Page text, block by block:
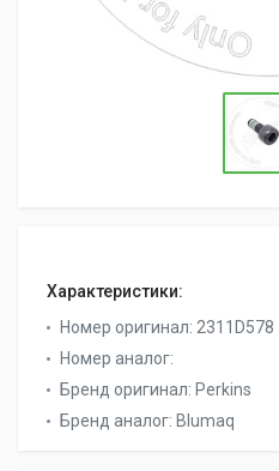
Характеристики:
Номер оригинал: 2311D578
Номер аналог:
Бренд оригинал: Perkins
Бренд аналог: Blumaq